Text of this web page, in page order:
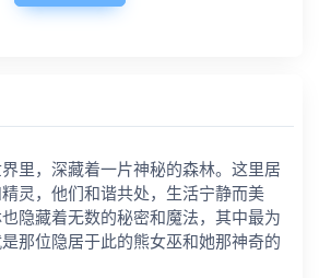
里，深藏着一片神秘的森林。这里居
灵，他们和谐共处，生活宁静而美
隐藏着无数的秘密和魔法，其中最为
那位隐居于此的熊女巫和她那神奇的